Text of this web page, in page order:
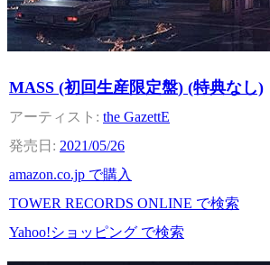
MASS (初回生産限定盤) (特典なし)
the GazettE
2021/05/26
amazon.co.jp で購入
TOWER RECORDS ONLINE で検索
Yahoo!ショッピング で検索